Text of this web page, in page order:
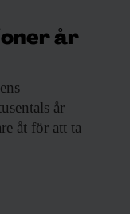
år
år
åt för att ta